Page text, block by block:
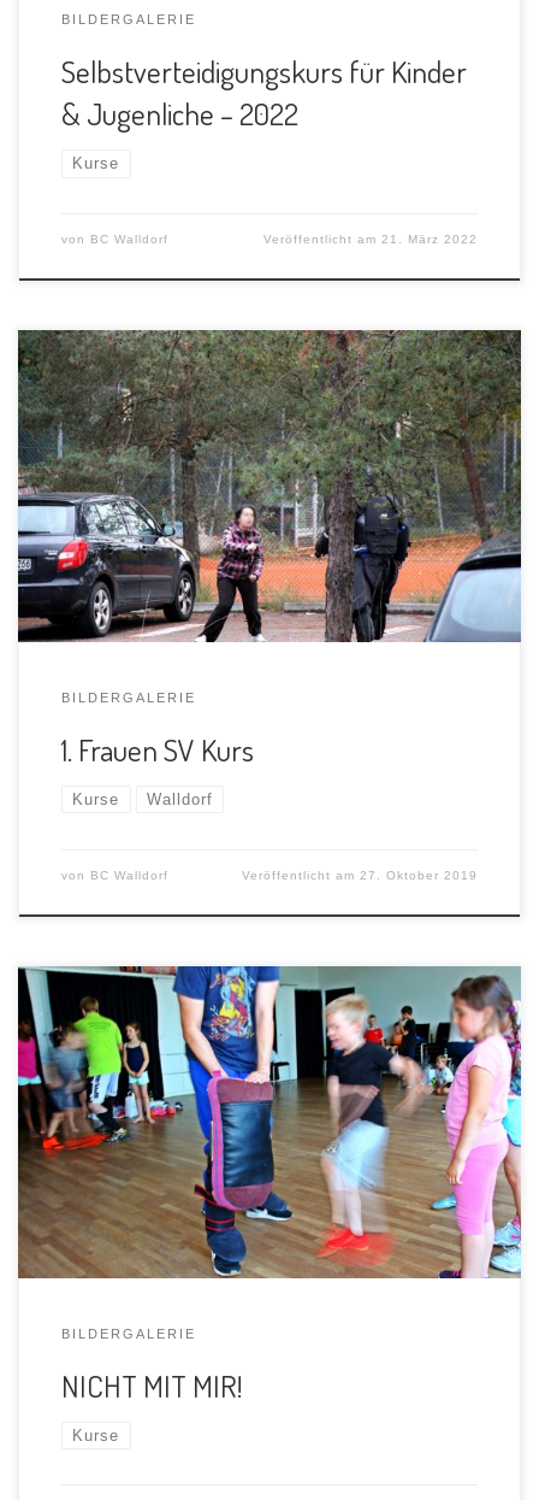
BILDERGALERIE
Selbstverteidigungskurs für Kinder
& Jugenliche – 2022
Kurse
von BC Walldorf Veröffentlicht am21. März 2022
zu den Kursen
BILDERGALERIE
1. Frauen SV Kurs
Kurse Walldorf
von BC Walldorf Veröffentlicht am27. Oktober 2019
BILDERGALERIE
NICHT MIT MIR!
Kurse